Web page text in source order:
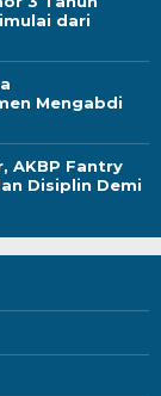
dari
Mengabdi
AKBP Fantry
Disiplin Demi